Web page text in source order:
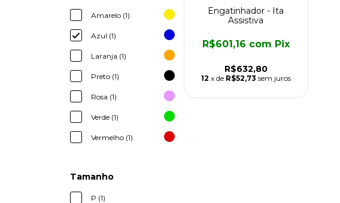
Amarelo (1)
Azul (1)
Laranja (1)
Preto (1)
Rosa (1)
Verde (1)
Vermelho (1)
Tamanho
P (1)
Engatinhador - Ita
Assistiva
R$632,80
R$601,16 com Pix
12 x de R$52,73 sem juros